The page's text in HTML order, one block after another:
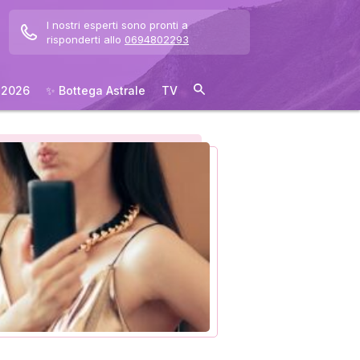
I nostri esperti sono pronti a
risponderti allo 0694802293
2026 ✨ Bottega Astrale TV